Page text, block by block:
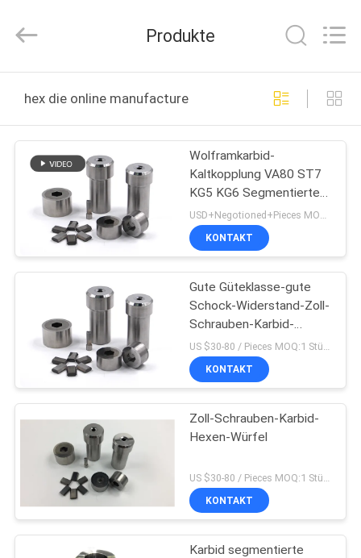
PRODUKTE
VIDEOS
ÜBER
UNS
FABRIK-
AUSFLUG
QUALITÄTSKONTROLLE
TRETEN
MIT
UNS
Limited.
Reserved.
Produkte
hex die online manufacture
Wolframkarbid-
Kaltkopplung VA80 ST7
KG5 KG6 Segmentierte
Präzisionsspiegelpolierung
USD+Negotioned+Pieces MOQ:1
KONTAKT
Gute Güteklasse-gute
Schock-Widerstand-Zoll-
Schrauben-Karbid-
Hexen-Würfel
KONTAKT
Zoll-Schrauben-Karbid-
Hexen-Würfel
KONTAKT
Karbid segmentierte